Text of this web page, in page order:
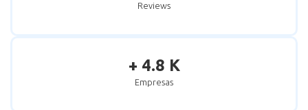
Reviews
+ 4.8 K
Empresas